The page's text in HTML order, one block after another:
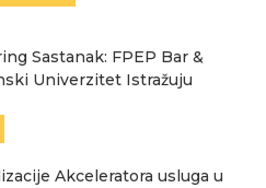
Sastanak: FPEP Bar &
Univerzitet Istražuju
Akceleratora usluga u